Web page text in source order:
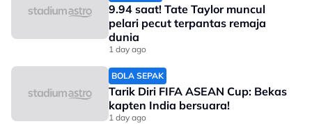
No node context available.
Related Topics
#Erling Haaland
9.94 saat! Tate Taylor muncul
pelari pecut terpantas remaja
dunia
1 day ago
BOLA SEPAK
Tarik Diri FIFA ASEAN Cup: Bekas
kapten India bersuara!
1 day ago